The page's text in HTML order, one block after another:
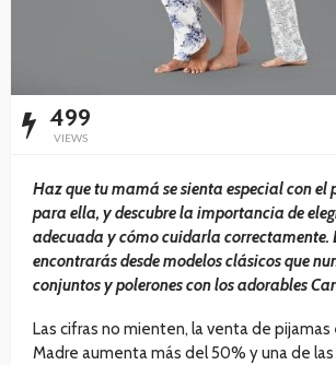
499
VIEWS
Haz que tu mamá se sienta especial con
para ella, y descubre la importancia de
adecuada y cómo cuidarla correctamente.
encontrarás desde modelos clásicos que
conjuntos y polerones con los adorables
Las cifras no mienten, la venta de pijamas
Madre aumenta más del 50% y una de